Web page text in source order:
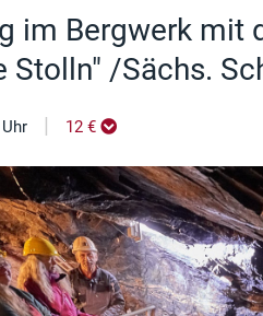
im Bergwerk mit
Stolln" /Sächs.
| 12 €